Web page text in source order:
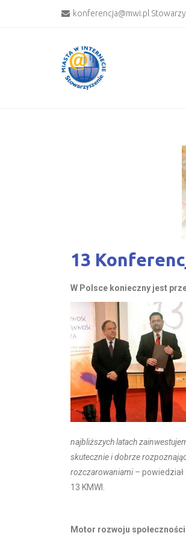
konferencja@mwi.pl
13
W Polsce konieczny jest
najbliższych latach
skutecznie i dobrze
rozczarowaniami – powiedział
13 KMWI.
Motor rozwoju